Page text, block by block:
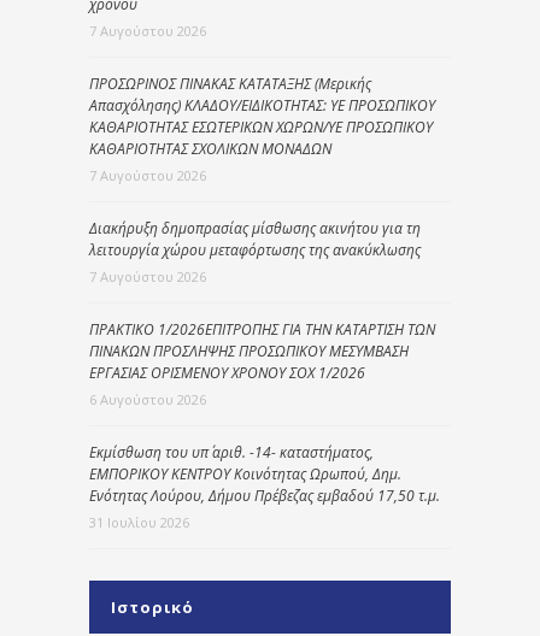
7 Αυγούστου 2026
ΠΡΟΣΩΡΙΝΟΣ ΠΙΝΑΚΑΣ ΚΑΤΑΤΑΞΗΣ (Μερικής
Απασχόλησης) ΚΛΑΔΟΥ/ΕΙΔΙΚΟΤΗΤΑΣ: ΥΕ ΠΡΟΣΩΠΙΚΟΥ
ΚΑΘΑΡΙΟΤΗΤΑΣ ΕΣΩΤΕΡΙΚΩΝ ΧΩΡΩΝ/ΥΕ ΠΡΟΣΩΠΙΚΟΥ
ΚΑΘΑΡΙΟΤΗΤΑΣ ΣΧΟΛΙΚΩΝ ΜΟΝΑΔΩΝ
7 Αυγούστου 2026
Διακήρυξη δημοπρασίας μίσθωσης ακινήτου για τη
λειτουργία χώρου μεταφόρτωσης της ανακύκλωσης
7 Αυγούστου 2026
ΠΡΑΚΤΙΚΟ 1/2026ΕΠΙΤΡΟΠΗΣ ΓΙΑ ΤΗΝ ΚΑΤΑΡΤΙΣΗ ΤΩΝ
ΠΙΝΑΚΩΝ ΠΡΟΣΛΗΨΗΣ ΠΡΟΣΩΠΙΚΟΥ ΜΕΣΥΜΒΑΣΗ
ΕΡΓΑΣΙΑΣ ΟΡΙΣΜΕΝΟΥ ΧΡΟΝΟΥ ΣΟΧ 1/2026
6 Αυγούστου 2026
Εκμίσθωση του υπ΄ αριθ. -14- καταστήματος,
ΕΜΠΟΡΙΚΟΥ ΚΕΝΤΡΟΥ Κοινότητας Ωρωπού, Δημ.
Ενότητας Λούρου, Δήμου Πρέβεζας εμβαδού 17,50 τ.μ.
31 Ιουλίου 2026
Ιστορικό